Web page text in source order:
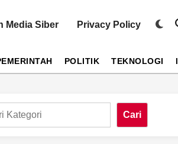
Media Siber Privacy Policy
POLITIK TEKNOLOGI
Cari